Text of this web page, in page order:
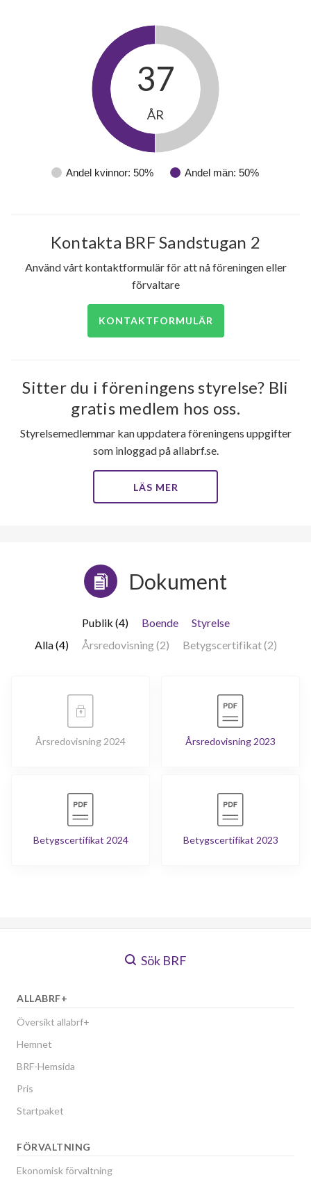
Andel kvinnor: 50% Andel män: 50%
37
ÅR
Kontakta BRF Sandstugan 2
Använd vårt kontaktformulär för att nå föreningen eller
förvaltare
KONTAKTFORMULÄR
Sitter du i föreningens styrelse? Bli
gratis medlem hos oss.
Styrelsemedlemmar kan uppdatera föreningens uppgifter
som inloggad på allabrf.se.
LÄS MER
Dokument
Publik (4) Boende
Styrelse
Alla (4)
Årsredovisning (2) Betygscertifikat (2)
Årsredovisning 2024 Årsredovisning 2023
Betygscertifikat 2024 Betygscertifikat 2023
Sök BRF
ALLABRF+
Översikt allabrf+
Hemnet
BRF-Hemsida
Pris
Startpaket
FÖRVALTNING
Ekonomisk förvaltning